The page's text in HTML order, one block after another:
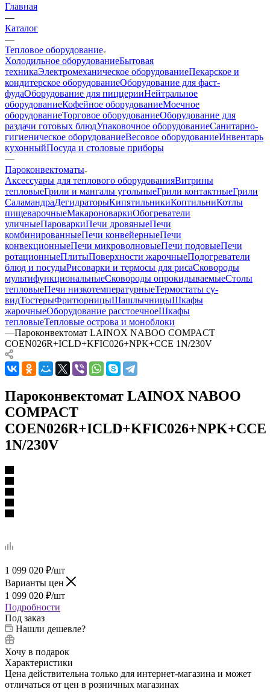
Главная
—
Каталог
—
Тепловое оборудование
Холодильное оборудованиеБытовая
техникаЭлектромеханическое оборудованиеПекарское и
кондитерское оборудованиеОборудование для фаст-
фудаОборудование для пиццерииНейтральное
оборудованиеКофейное оборудованиеМоечное
оборудованиеТорговое оборудованиеОборудование для
раздачи готовых блюдУпаковочное оборудованиеСанитарно-
гигиеническое оборудованиеВесовое оборудованиеИнвентарь
кухонныйПосуда и столовые приборы
—
Пароконвектоматы
Аксессуары для теплового оборудованияВитрины
тепловыеГрили и мангалы угольныеГрили контактныеГрили
СаламандраДегидраторыКипятильникиКоптильниКотлы
пищеварочныеМакароноваркиОбогреватели
уличныеПароваркиПечи дровяныеПечи
комбинированныеПечи конвейерныеПечи
конвекционныеПечи микроволновыеПечи подовыеПечи
ротационныеПлитыПоверхности жарочныеПодогреватели
блюд и посудыРисоварки и термосы для рисаСковороды
мультифункциональныеСковороды опрокидываемыеСтолы
тепловыеПечи низкотемпературныеТермостаты су-
видТостерыФритюрницыШашлычницыШкафы
жарочныеОборудование расстоечноеШкафы
тепловыеТепловые острова и моноблоки
—Пароконвектомат LAINOX NABOO COMPACT
COEN026R+ICLD+KFIC026+NPK+CСE 1N/230V
Пароконвектомат LAINOX NABOO
COMPACT
COEN026R+ICLD+KFIC026+NPK+CСE
1N/230V
1 099 020 ₽/шт
Варианты цен
1 099 020 ₽/шт
Подробности
Под заказ
Нашли дешевле?
Хочу в подарок
Характеристики
Цена действительна только для интернет-магазина и может
отличаться от цен в розничных магазинах